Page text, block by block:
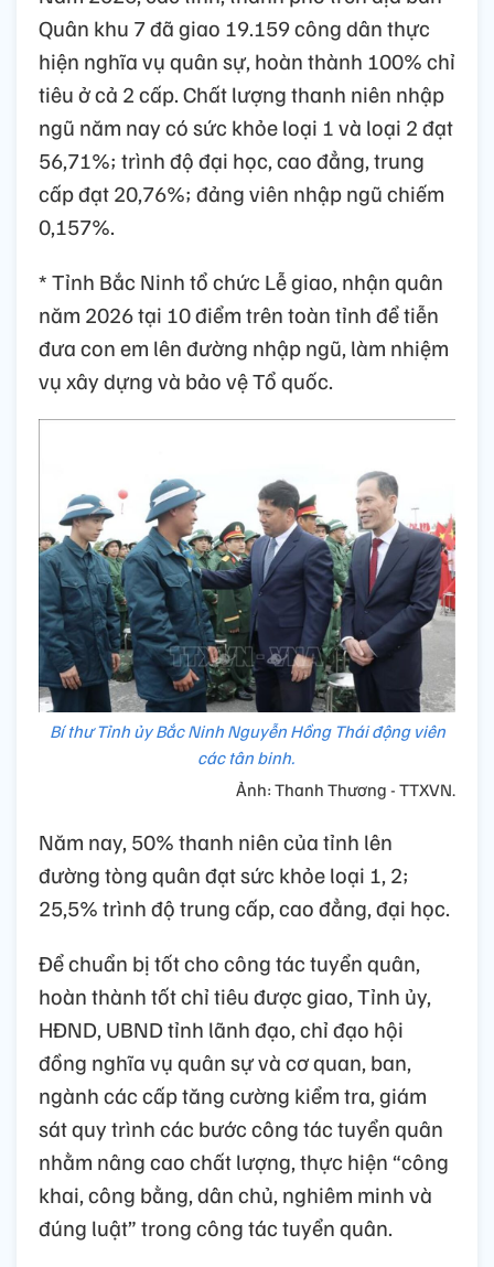
Quân khu 7 đã giao 19.159 công dân thực
hiện nghĩa vụ quân sự, hoàn thành 100% chỉ
tiêu ở cả 2 cấp. Chất lượng thanh niên nhập
ngũ năm nay có sức khỏe loại 1 và loại 2 đạt
56,71%; trình độ đại học, cao đẳng, trung
cấp đạt 20,76%; đảng viên nhập ngũ chiếm
0,157%.
* Tỉnh Bắc Ninh tổ chức Lễ giao, nhận quân
năm 2026 tại 10 điểm trên toàn tỉnh để tiễn
đưa con em lên đường nhập ngũ, làm nhiệm
vụ xây dựng và bảo vệ Tổ quốc.
Bí thư Tỉnh ủy Bắc Ninh Nguyễn Hồng Thái động viên
các tân binh.
Ảnh: Thanh Thương - TTXVN.
Năm nay, 50% thanh niên của tỉnh lên
đường tòng quân đạt sức khỏe loại 1, 2;
25,5% trình độ trung cấp, cao đẳng, đại học.
Để chuẩn bị tốt cho công tác tuyển quân,
hoàn thành tốt chỉ tiêu được giao, Tỉnh ủy,
HĐND, UBND tỉnh lãnh đạo, chỉ đạo hội
đồng nghĩa vụ quân sự và cơ quan, ban,
ngành các cấp tăng cường kiểm tra, giám
sát quy trình các bước công tác tuyển quân
nhằm nâng cao chất lượng, thực hiện “công
khai, công bằng, dân chủ, nghiêm minh và
đúng luật” trong công tác tuyển quân.